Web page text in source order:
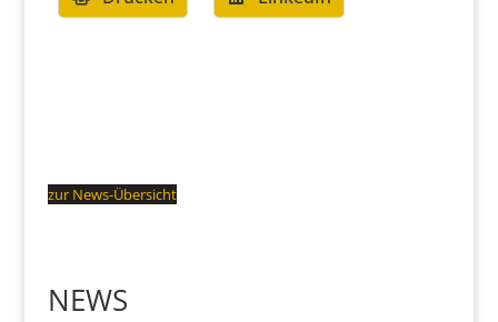
zur News-Übersicht
NEWS